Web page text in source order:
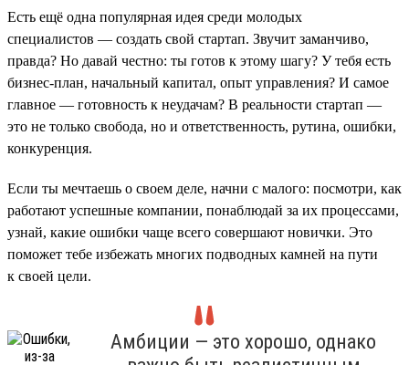
Есть ещё одна популярная идея среди молодых
специалистов — создать свой стартап. Звучит заманчиво,
правда? Но давай честно: ты готов к этому шагу? У тебя есть
бизнес-план, начальный капитал, опыт управления? И самое
главное — готовность к неудачам? В реальности стартап —
это не только свобода, но и ответственность, рутина, ошибки,
конкуренция.
Если ты мечтаешь о своем деле, начни с малого: посмотри, как
работают успешные компании, понаблюдай за их процессами,
узнай, какие ошибки чаще всего совершают новички. Это
поможет тебе избежать многих подводных камней на пути
к своей цели.
Амбиции — это хорошо, однако